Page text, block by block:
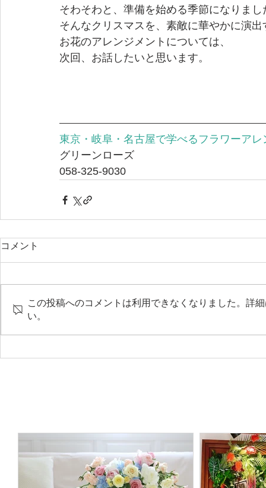
そわそわと、準備を始める季節になりまし
そんなクリスマスを、素敵に華やかに演出
お花のアレンジメントについては、
次回、お話したいと思います。
東京・岐阜・名古屋で学べる フラワーア
グリーンローズ
058-325-9030
コメント
この投稿へのコメントは利用できなくなりました。詳
い。